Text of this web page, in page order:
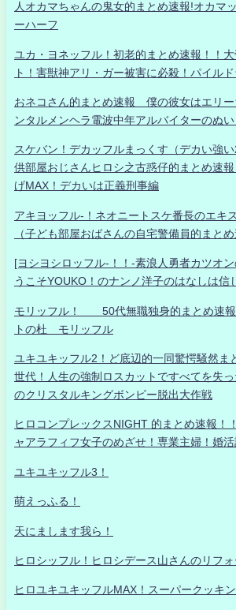
人オカマちゃんの鬼女的まとめ速報!オカマ
ーハーフ
ユカ・ヨネッフル！初老的まとめ速報！！
ト！害獣神アリ・ガー被害に必殺！パイル
おネコさん的まとめ速報 僕の彼女はエリー
ンタルメンヘラ電波中年アルバイターのぬ
スケバン！デカッフルまっくす（デカい強
供部屋おじさんヒロシ之古惑仔的まとめ速
げMAX！デカいは正義刑事編
アキヨッフル-！ネオニートスケ番長のエキ
（子ども部屋おばさんの自宅警備員的まとめ
[ヨシヨシロッフル-！！-素浪人勇者カツオ
うこそYOUKO！のナンノ洋子のはなしは信
モリッフル！ 50代無職独身的まとめ速報
トの杜 モリッフル
ユキユキッフル2！ど底辺的一同驚愕騒然ま
世代！人生の強制ロスカットですべてを失
のクリスタルキングボンビー脱出大作戦
ヒロコンプレックスNIGHT 的まとめ速報！
ャアラフィフ女子のめざせ！専業主婦！婚
ユキユキッフル3！
萌えっふる！
天にまします我ら！
ヒロシッフル！ヒロシデース山さんのリフォ
ヒロユキユキッフルMAX！スーパークッキン